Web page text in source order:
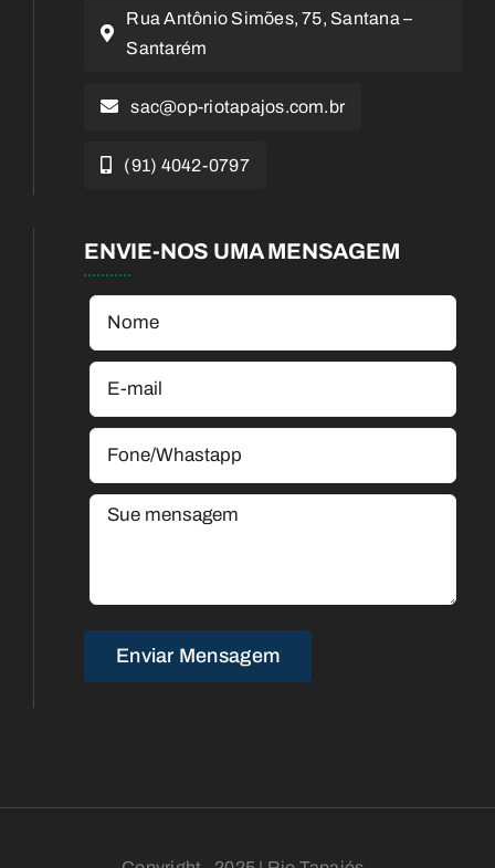
Rua Antônio Simões, 75, Santana –
Santarém
sac@op-riotapajos.com.br
(91) 4042-0797
ENVIE-NOS UMA MENSAGEM